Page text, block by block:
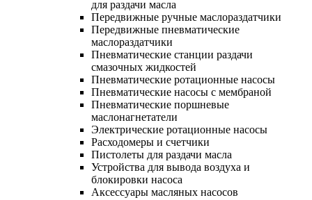
для раздачи масла
Передвижные ручные маслораздатчики
Передвижные пневматические
маслораздатчики
Пневматические станции раздачи
смазочных жидкостей
Пневматические ротационные насосы
Пневматические насосы с мембраной
Пневматические поршневые
маслонагнетатели
Электрические ротационные насосы
Расходомеры и счетчики
Пистолеты для раздачи масла
Устройства для вывода воздуха и
блокировки насоса
Аксессуары масляных насосов